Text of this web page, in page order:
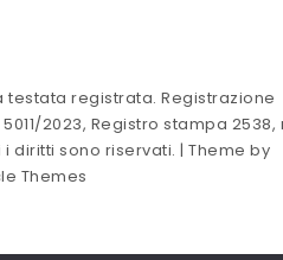
testata registrata. Registrazione
2023, Registro stampa 2538,
diritti sono riservati. | Theme by
Themes